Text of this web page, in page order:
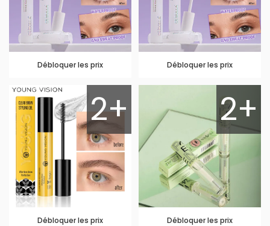
Débloquer les prix Débloquer les prix
2+
Débloquer les prix
2+
Débloquer les prix